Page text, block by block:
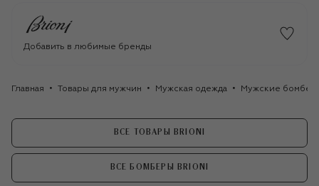
Добавить в любимые бренды
Главная Товары для мужчин Мужская одежда Мужские
ВСЕ ТОВАРЫ BRIONI
ВСЕ БОМБЕРЫ BRIONI